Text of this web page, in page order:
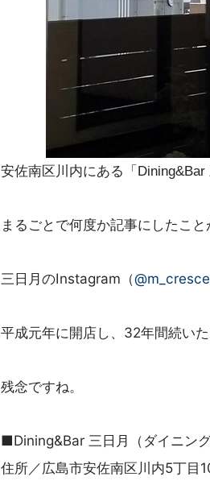
安佐南区川内にある「Dining&Bar
まるごとで何度か記事にしたこと
三日月のInstagram（
平成元年に開店し、32年間続いた
残念ですね。
■Dining&Bar 三日月（ダイニング
住所／広島市安佐南区川内5丁目